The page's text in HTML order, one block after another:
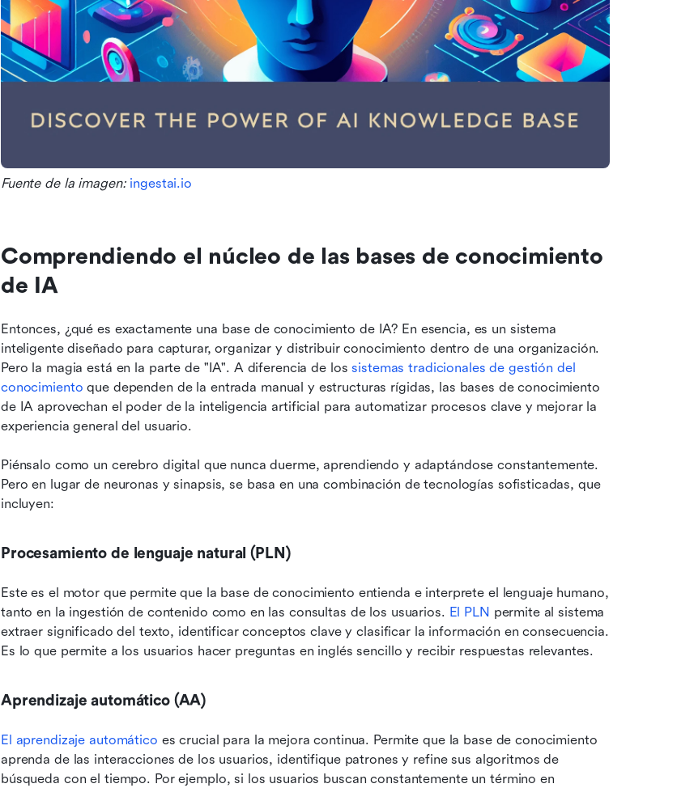
Fuente de la imagen: ingestai.io
Comprendiendo el núcleo de las bases de conocimiento
de IA
Entonces, ¿qué es exactamente una base de conocimiento de IA? En esencia, es un sistema
inteligente diseñado para capturar, organizar y distribuir conocimiento dentro de una organización.
Pero la magia está en la parte de "IA". A diferencia de los sistemas tradicionales de gestión del
conocimiento que dependen de la entrada manual y estructuras rígidas, las bases de conocimiento
de IA aprovechan el poder de la inteligencia artificial para automatizar procesos clave y mejorar la
experiencia general del usuario.
Piénsalo como un cerebro digital que nunca duerme, aprendiendo y adaptándose constantemente.
Pero en lugar de neuronas y sinapsis, se basa en una combinación de tecnologías sofisticadas, que
incluyen:
Procesamiento de lenguaje natural (PLN)
Este es el motor que permite que la base de conocimiento entienda e interprete el lenguaje humano,
tanto en la ingestión de contenido como en las consultas de los usuarios. El PLN permite al sistema
extraer significado del texto, identificar conceptos clave y clasificar la información en consecuencia.
Es lo que permite a los usuarios hacer preguntas en inglés sencillo y recibir respuestas relevantes.
Aprendizaje automático (AA)
El aprendizaje automático es crucial para la mejora continua. Permite que la base de conocimiento
aprenda de las interacciones de los usuarios, identifique patrones y refine sus algoritmos de
búsqueda con el tiempo. Por ejemplo, si los usuarios buscan constantemente un término en